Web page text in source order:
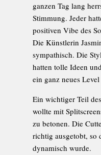
ganzen Tag lang
Stimmung. Jeder
positiven Vibe des
Die Künstlerin
sympathisch. Die
hatten tolle Ideen
ein ganz neues
Ein wichtiger Teil
wollte mit
zu betonen. Die
richtig ausgetobt, so
dynamisch wurde.